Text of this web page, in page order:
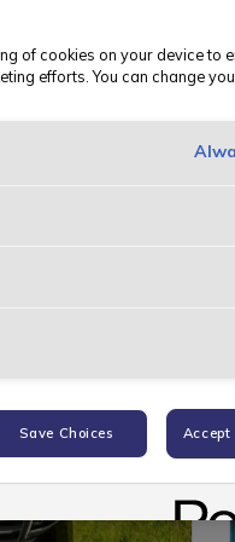
Over
of cookies on your device to
efforts. You can change
Save Choices Accept